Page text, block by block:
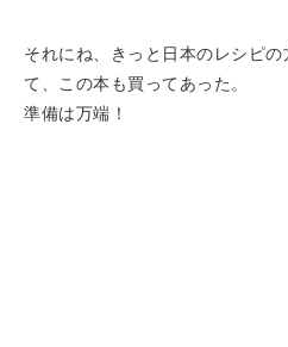
それにね、きっと日本のレシピ
て、この本も買ってあった。
準備は万端！